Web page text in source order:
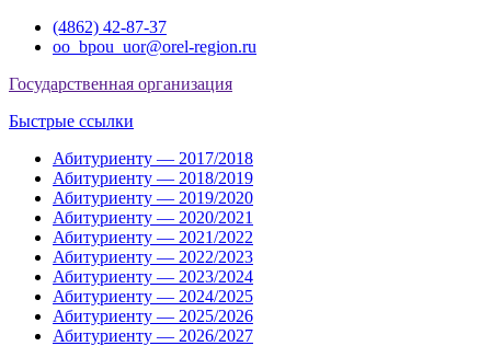
Перейти(4862) 42-87-37
oo_bpou_uor@orel-region.ru
Государственная организация
Быстрые ссылки
Абитуриенту — 2017/2018
Абитуриенту — 2018/2019
Абитуриенту — 2019/2020
Абитуриенту — 2020/2021
Абитуриенту — 2021/2022
Абитуриенту — 2022/2023
Абитуриенту — 2023/2024
Абитуриенту — 2024/2025
Абитуриенту — 2025/2026
Абитуриенту — 2026/2027